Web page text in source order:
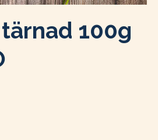
100g